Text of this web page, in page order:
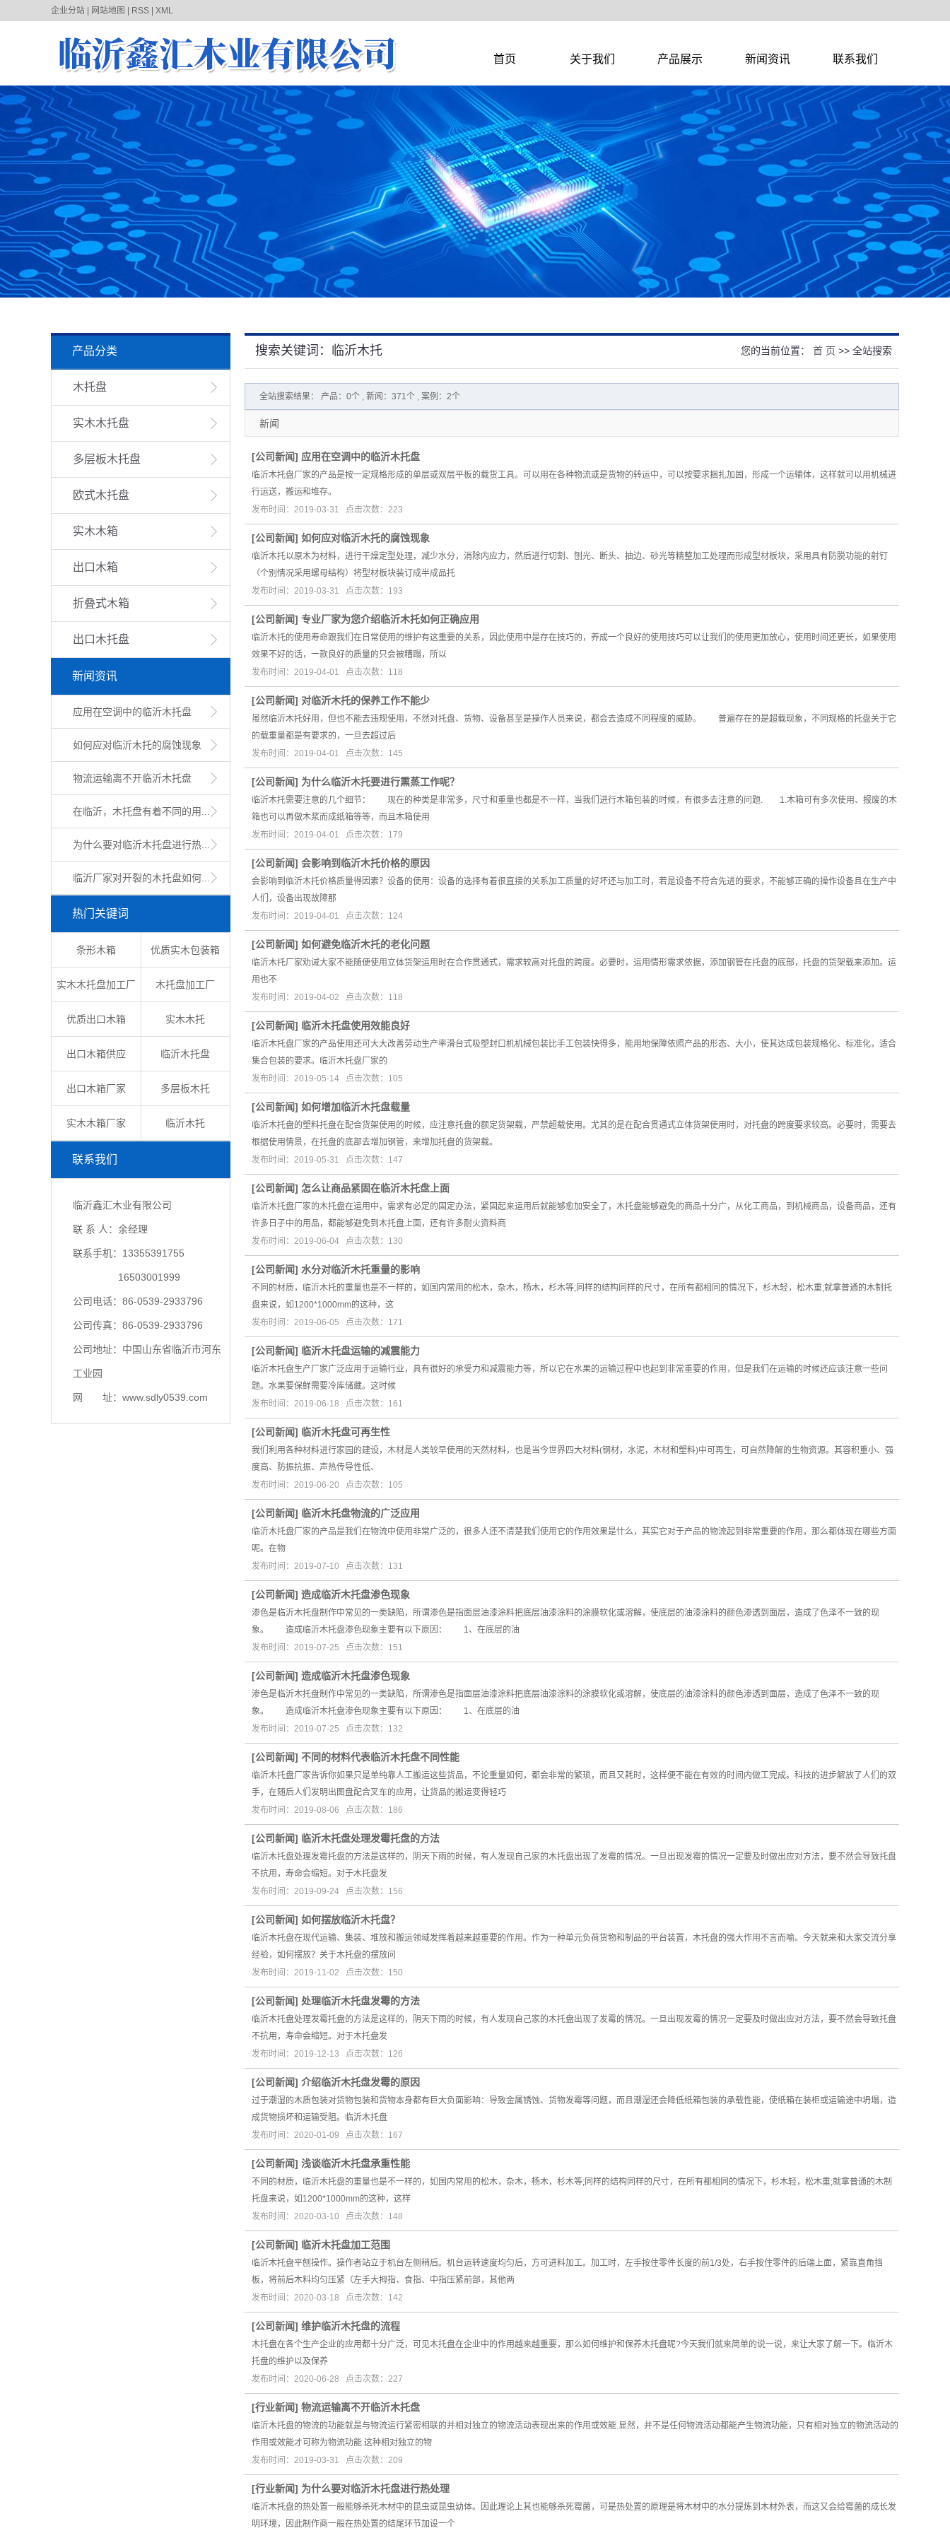
企业分站 网站地图 RSS XML
首页 关于我们 产品展示 新闻资讯 联系我们
产品分类
木托盘
实木木托盘
多层板木托盘
欧式木托盘
实木木箱
出口木箱
折叠式木箱
出口木托盘
新闻资讯
应用在空调中的临沂木托盘
如何应对临沂木托的腐蚀现象
物流运输离不开临沂木托盘
在临沂，木托盘有着不同的用...
为什么要对临沂木托盘进行热...
临沂厂家对开裂的木托盘如何...
热门关键词
条形木箱 优质实木包装箱
实木木托盘加工厂 木托盘加工厂
优质出口木箱 实木木托
出口木箱供应 临沂木托盘
出口木箱厂家 多层板木托
实木木箱厂家 临沂木托
联系我们
临沂鑫汇木业有限公司
联 系 人：余经理
联系手机：13355391755
16503001999
公司电话：86-0539-2933796
公司传真：86-0539-2933796
公司地址：中国山东省临沂市河东
工业园
网 址：www.sdly0539.com
搜索关键词：临沂木托 您的当前位置： 首 页 >> 全站搜索
全站搜索结果： 产品：0个 , 新闻：371个 , 案例：2个
新闻
[公司新闻] 应用在空调中的临沂木托盘
临沂木托盘厂家的产品是按一定规格形成的单层或双层平板的载货工具。可以用在各种物流或是货物的转运中，可以按要求捆扎加固，形成一个运输体，这样就可以用机械进
行运送，搬运和堆存。
发布时间：2019-03-31 点击次数：223
[公司新闻] 如何应对临沂木托的腐蚀现象
临沂木托以原木为材料，进行干燥定型处理，减少水分，消除内应力，然后进行切割、刨光、断头、抽边、砂光等精整加工处理而形成型材板块，采用具有防脱功能的射钉
（个别情况采用螺母结构）将型材板块装订成半成品托
发布时间：2019-03-31 点击次数：193
[公司新闻] 专业厂家为您介绍临沂木托如何正确应用
临沂木托的使用寿命跟我们在日常使用的维护有这重要的关系，因此使用中是存在技巧的，养成一个良好的使用技巧可以让我们的使用更加放心，使用时间还更长，如果使用
效果不好的话，一款良好的质量的只会被糟蹋，所以
发布时间：2019-04-01 点击次数：118
[公司新闻] 对临沂木托的保养工作不能少
虽然临沂木托好用，但也不能去违规使用，不然对托盘、货物、设备甚至是操作人员来说，都会去造成不同程度的威胁。 普遍存在的是超载现象，不同规格的托盘关于它
的载重量都是有要求的，一旦去超过后
发布时间：2019-04-01 点击次数：145
[公司新闻] 为什么临沂木托要进行熏蒸工作呢？
临沂木托需要注意的几个细节： 现在的种类是非常多，尺寸和重量也都是不一样，当我们进行木箱包装的时候，有很多去注意的问题. 1.木箱可有多次使用、报废的木
箱也可以再做木浆而成纸箱等等，而且木箱使用
发布时间：2019-04-01 点击次数：179
[公司新闻] 会影响到临沂木托价格的原因
会影响到临沂木托价格质量得因素？设备的使用：设备的选择有着很直接的关系加工质量的好坏还与加工时，若是设备不符合先进的要求，不能够正确的操作设备且在生产中
人们，设备出现故障那
发布时间：2019-04-01 点击次数：124
[公司新闻] 如何避免临沂木托的老化问题
临沂木托厂家劝诫大家不能随便使用立体货架运用时在合作贯通式，需求较高对托盘的跨度。必要时，运用情形需求依据，添加钢管在托盘的底部，托盘的货架载来添加。运
用也不
发布时间：2019-04-02 点击次数：118
[公司新闻] 临沂木托盘使用效能良好
临沂木托盘厂家的产品使用还可大大改善劳动生产率滑台式吸塑封口机机械包装比手工包装快得多，能用地保障依照产品的形态、大小，使其达成包装规格化、标准化，适合
集合包装的要求。临沂木托盘厂家的
发布时间：2019-05-14 点击次数：105
[公司新闻] 如何增加临沂木托盘载量
临沂木托盘的塑料托盘在配合货架使用的时候，应注意托盘的额定货架载，严禁超载使用。尤其的是在配合贯通式立体货架使用时，对托盘的跨度要求较高。必要时，需要去
根据使用情景，在托盘的底部去增加钢管，来增加托盘的货架载。
发布时间：2019-05-31 点击次数：147
[公司新闻] 怎么让商品紧固在临沂木托盘上面
临沂木托盘厂家的木托盘在运用中，需求有必定的固定办法，紧固起来运用后就能够愈加安全了，木托盘能够避免的商品十分广，从化工商品，到机械商品，设备商品，还有
许多日子中的用品，都能够避免到木托盘上面，还有许多耐火资料商
发布时间：2019-06-04 点击次数：130
[公司新闻] 水分对临沂木托重量的影响
不同的材质，临沂木托的重量也是不一样的，如国内常用的松木，杂木，杨木，杉木等;同样的结构同样的尺寸，在所有都相同的情况下，杉木轻，松木重;就拿普通的木制托
盘来说，如1200*1000mm的这种，这
发布时间：2019-06-05 点击次数：171
[公司新闻] 临沂木托盘运输的减震能力
临沂木托盘生产厂家广泛应用于运输行业，具有很好的承受力和减震能力等，所以它在水果的运输过程中也起到非常重要的作用，但是我们在运输的时候还应该注意一些问
题。水果要保鲜需要冷库储藏。这时候
发布时间：2019-06-18 点击次数：161
[公司新闻] 临沂木托盘可再生性
我们利用各种材料进行家园的建设，木材是人类较早使用的天然材料，也是当今世界四大材料(钢材，水泥，木材和塑料)中可再生，可自然降解的生物资源。其容积重小、强
度高、防振抗振、声热传导性低、
发布时间：2019-06-20 点击次数：105
[公司新闻] 临沂木托盘物流的广泛应用
临沂木托盘厂家的产品是我们在物流中使用非常广泛的，很多人还不清楚我们使用它的作用效果是什么，其实它对于产品的物流起到非常重要的作用，那么都体现在哪些方面
呢。在物
发布时间：2019-07-10 点击次数：131
[公司新闻] 造成临沂木托盘渗色现象
渗色是临沂木托盘制作中常见的一类缺陷，所谓渗色是指面层油漆涂料把底层油漆涂料的涂膜软化或溶解，使底层的油漆涂料的颜色渗透到面层，造成了色泽不一致的现
象。 造成临沂木托盘渗色现象主要有以下原因： 1、在底层的油
发布时间：2019-07-25 点击次数：151
[公司新闻] 造成临沂木托盘渗色现象
渗色是临沂木托盘制作中常见的一类缺陷，所谓渗色是指面层油漆涂料把底层油漆涂料的涂膜软化或溶解，使底层的油漆涂料的颜色渗透到面层，造成了色泽不一致的现
象。 造成临沂木托盘渗色现象主要有以下原因： 1、在底层的油
发布时间：2019-07-25 点击次数：132
[公司新闻] 不同的材料代表临沂木托盘不同性能
临沂木托盘厂家告诉你如果只是单纯靠人工搬运这些货品，不论重量如何，都会非常的繁琐，而且又耗时，这样便不能在有效的时间内做工完成。科技的进步解放了人们的双
手，在随后人们发明出图盘配合叉车的应用，让货品的搬运变得轻巧
发布时间：2019-08-06 点击次数：186
[公司新闻] 临沂木托盘处理发霉托盘的方法
临沂木托盘处理发霉托盘的方法是这样的，阴天下雨的时候，有人发现自己家的木托盘出现了发霉的情况。一旦出现发霉的情况一定要及时做出应对方法，要不然会导致托盘
不抗用，寿命会缩短。对于木托盘发
发布时间：2019-09-24 点击次数：156
[公司新闻] 如何摆放临沂木托盘？
临沂木托盘在现代运输、集装、堆放和搬运领域发挥着越来越重要的作用。作为一种单元负荷货物和制品的平台装置，木托盘的强大作用不言而喻。今天就来和大家交流分享
经验，如何摆放？关于木托盘的摆放问
发布时间：2019-11-02 点击次数：150
[公司新闻] 处理临沂木托盘发霉的方法
临沂木托盘处理发霉托盘的方法是这样的，阴天下雨的时候，有人发现自己家的木托盘出现了发霉的情况。一旦出现发霉的情况一定要及时做出应对方法，要不然会导致托盘
不抗用，寿命会缩短。对于木托盘发
发布时间：2019-12-13 点击次数：126
[公司新闻] 介绍临沂木托盘发霉的原因
过于潮湿的木质包装对货物包装和货物本身都有巨大负面影响：导致金属锈蚀、货物发霉等问题，而且潮湿还会降低纸箱包装的承载性能，使纸箱在装柜或运输途中坍塌，造
成货物损坏和运输受阻。临沂木托盘
发布时间：2020-01-09 点击次数：167
[公司新闻] 浅谈临沂木托盘承重性能
不同的材质，临沂木托盘的重量也是不一样的，如国内常用的松木，杂木，杨木，杉木等;同样的结构同样的尺寸，在所有都相同的情况下，杉木轻，松木重;就拿普通的木制
托盘来说，如1200*1000mm的这种，这样
发布时间：2020-03-10 点击次数：148
[公司新闻] 临沂木托盘加工范围
临沂木托盘平刨操作。操作者站立于机台左侧稍后。机台运转速度均匀后，方可进料加工。加工时，左手按住零件长度的前1/3处，右手按住零件的后端上面，紧靠直角挡
板，将前后木料均匀压紧（左手大拇指、食指、中指压紧前部，其他两
发布时间：2020-03-18 点击次数：142
[公司新闻] 维护临沂木托盘的流程
木托盘在各个生产企业的应用都十分广泛，可见木托盘在企业中的作用越来越重要，那么如何维护和保养木托盘呢?今天我们就来简单的说一说，来让大家了解一下。临沂木
托盘的维护以及保养
发布时间：2020-06-28 点击次数：227
[行业新闻] 物流运输离不开临沂木托盘
临沂木托盘的物流的功能就是与物流运行紧密相联的并相对独立的物流活动表现出来的作用或效能.显然，并不是任何物流活动都能产生物流功能，只有相对独立的物流活动的
作用或效能才可称为物流功能.这种相对独立的物
发布时间：2019-03-31 点击次数：209
[行业新闻] 为什么要对临沂木托盘进行热处理
临沂木托盘的热处置一般能够杀死木材中的昆虫或昆虫幼体。因此理论上其也能够杀死霉菌，可是热处置的原理是将木材中的水分提炼到木材外表，而这又会给霉菌的成长发
明环境，因此制作商一般在热处置的结尾环节加设一个